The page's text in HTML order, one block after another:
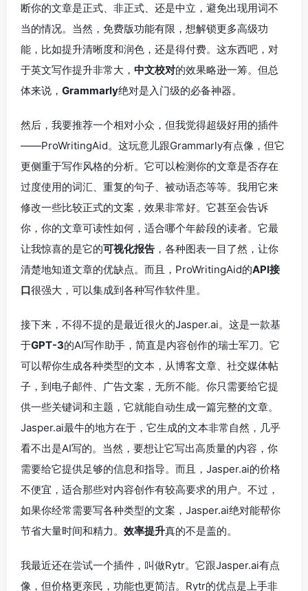
断你的文章是正式、非正式、还是中立，避免出现用词不
当的情况。当然，免费版功能有限，想解锁更多高级功
能，比如提升清晰度和润色，还是得付费。这东西吧，对
于英文写作提升非常大， 中文校对的效果略逊一筹。但总
体来说， Grammarly绝对是入门级的必备神器。
然后，我要推荐一个相对小众，但我觉得超级好用的插件
——ProWritingAid。这玩意儿跟Grammarly有点像，但它
更侧重于写作风格的分析。它可以检测你的文章是否存在
过度使用的词汇、重复的句子、被动语态等等。我用它来
修改一些比较正式的文案，效果非常好。它甚至会告诉
你，你的文章可读性如何，适合哪个年龄段的读者。它最
让我惊喜的是它的可视化报告 ，各种图表一目了然，让你
清楚地知道文章的优缺点。而且，ProWritingAid的API接
口很强大，可以集成到各种写作软件里。
接下来，不得不提的是最近很火的Jasper.ai。这是一款基
于GPT-3的AI写作助手，简直是内容创作的瑞士军刀。它
可以帮你生成各种类型的文本，从博客文章、社交媒体帖
子，到电子邮件、广告文案，无所不能。你只需要给它提
供一些关键词和主题，它就能自动生成一篇完整的文章。
Jasper.ai最牛的地方在于，它生成的文本非常自然，几乎
看不出是AI写的。当然，要想让它写出高质量的内容，你
需要给它提供足够的信息和指导。而且，Jasper.ai的价格
不便宜，适合那些对内容创作有较高要求的用户。不过，
如果你经常需要写各种类型的文案，Jasper.ai绝对能帮你
节省大量时间和精力。 效率提升真的不是盖的。
我最近还在尝试一个插件，叫做Rytr。它跟Jasper.ai有点
像，但价格更亲民，功能也更简洁。Rytr的优点是上手非